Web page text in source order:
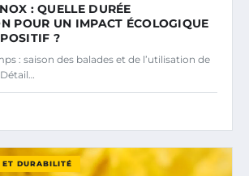
: QUELLE DURÉE
POUR UN IMPACT ÉCOLOGIQUE
?
: saison des balades et de l’utilisation de
DURABILITÉ